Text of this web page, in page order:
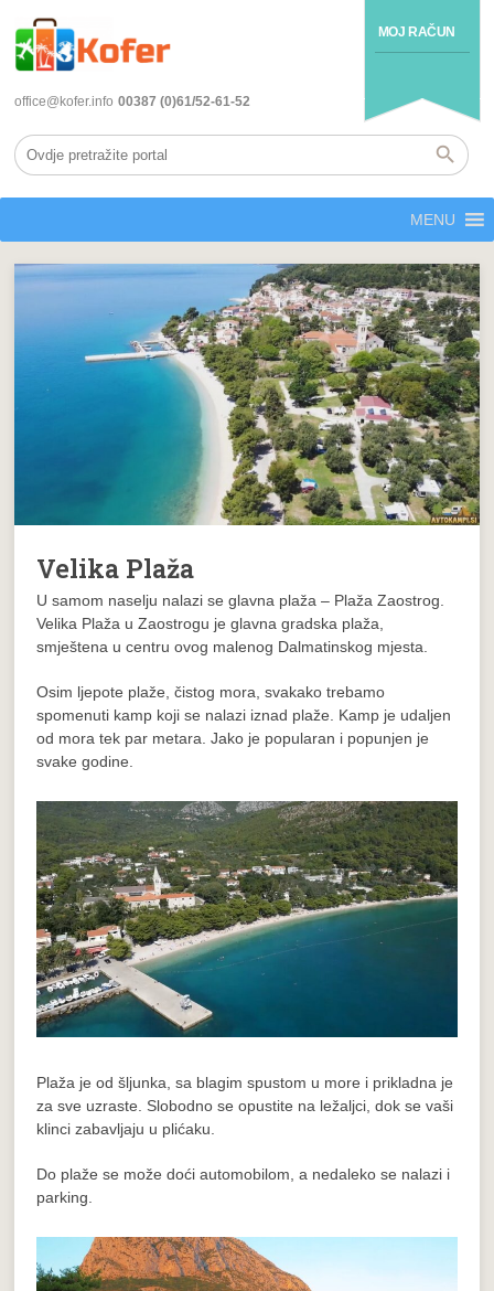
MOJ RAČUN
office@kofer.info 00387 (0)61/52-61-52
MENU
Velika Plaža
U samom naselju nalazi se glavna plaža – Plaža Zaostrog.
Velika Plaža u Zaostrogu je glavna gradska plaža,
smještena u centru ovog malenog Dalmatinskog mjesta.
Osim ljepote plaže, čistog mora, svakako trebamo
spomenuti kamp koji se nalazi iznad plaže. Kamp je udaljen
od mora tek par metara. Jako je popularan i popunjen je
svake godine.
Plaža je od šljunka, sa blagim spustom u more i prikladna je
za sve uzraste. Slobodno se opustite na ležaljci, dok se vaši
klinci zabavljaju u plićaku.
Do plaže se može doći automobilom, a nedaleko se nalazi i
parking.